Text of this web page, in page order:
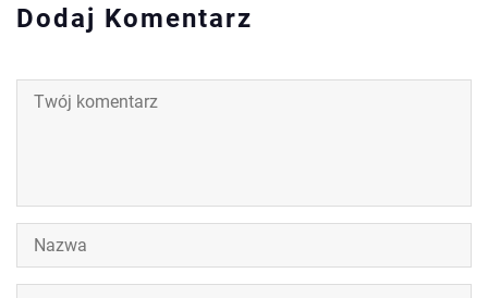
Dodaj Komentarz